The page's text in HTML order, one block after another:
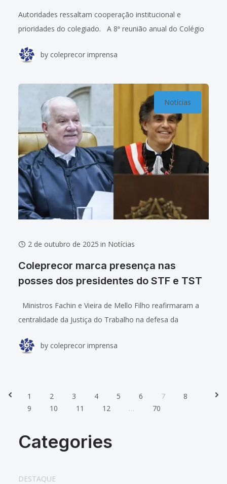
Autoridades ressaltam cooperação institucional e
prioridades do colegiado. A 8ª reunião anual do Colégio
Regionais do Trabalho (Coleprecor) foi aberta nesta
by coleprecor imprensa
Notícias
2 de outubro de 2025 in Notícias
Coleprecor marca presença nas
posses dos presidentes do STF e TST
Ministros Fachin e Vieira de Mello Filho reafirmaram a
centralidade da Justiça do Trabalho na defesa da
de Presidentes(as) e
by coleprecor imprensa
1 2 3 4 5 6 7
8
9
10 11 12 … 70
Categories
DESTAQUE